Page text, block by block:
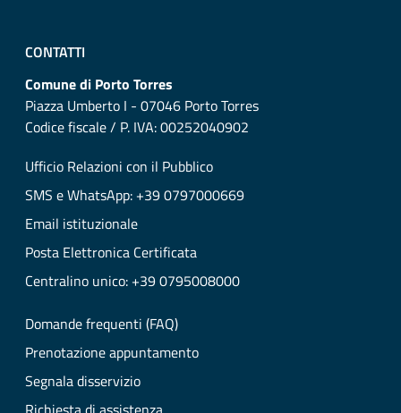
CONTATTI
Comune di Porto Torres
Piazza Umberto I - 07046 Porto Torres
Codice fiscale / P. IVA: 00252040902
Ufficio Relazioni con il Pubblico
SMS e WhatsApp: +39 0797000669
Email istituzionale
Posta Elettronica Certificata
Centralino unico: +39 0795008000
Domande frequenti (FAQ)
Prenotazione appuntamento
Segnala disservizio